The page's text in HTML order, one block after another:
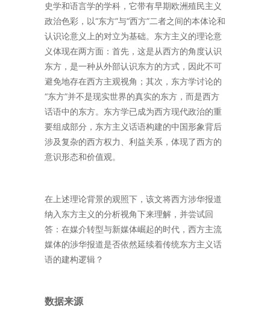
史学和语言学的学科，它带有早期欧洲殖民主义
政治色彩，以“东方”与“西方”二者之间的本体论和
认识论意义上的对立为基础。东方主义的理论意
义体现在两方面：首先，这是从西方的角度认识
东方，是一种从外部认识东方的方式，因此不可
避免地存在西方主观视角；其次，东方学讨论的
“东方”并不是现实世界的真实的东方，而是西方
话语中的东方。东方学已成为西方现代政治的重
要组成部分，东方主义话语构建的中国形象背后
涉及复杂的西方权力、利益关系，体现了西方的
意识形态和价值观。
在上述理论背景的观照下，该文将西方涉华报道
纳入东方主义的分析视角下来理解，并尝试回
答：在媒介转型与新媒体崛起的时代，西方主流
媒体的渉华报道是否依然延续着传统东方主义话
语的建构逻辑？
数据来源